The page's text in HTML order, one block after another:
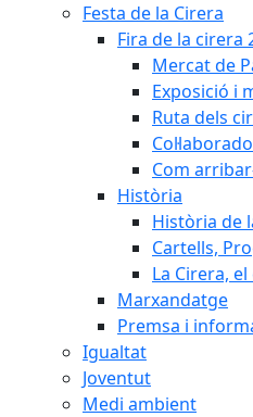
Festa de la Cirera
Fira de la cirera
Mercat de
Exposició i
Ruta dels
Com
Història
Història de
Cartells,
La Cirera,
Marxandatge
Premsa i
Igualtat
Joventut
Medi ambient